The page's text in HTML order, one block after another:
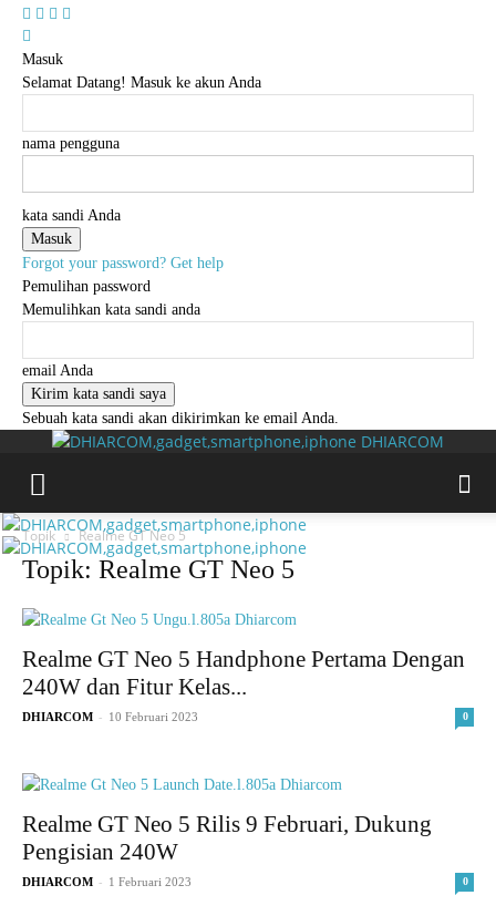
Masuk
Selamat Datang! Masuk ke akun Anda
nama pengguna
kata sandi Anda
Forgot your password? Get help
Pemulihan password
Memulihkan kata sandi anda
email Anda
Sebuah kata sandi akan dikirimkan ke email Anda.
DHIARCOM
Topik Realme GT Neo 5
Topik: Realme GT Neo 5
Realme GT Neo 5 Handphone Pertama Dengan
240W dan Fitur Kelas...
DHIARCOM - 10 Februari 2023 0
Realme GT Neo 5 Rilis 9 Februari, Dukung
Pengisian 240W
DHIARCOM - 1 Februari 2023 0